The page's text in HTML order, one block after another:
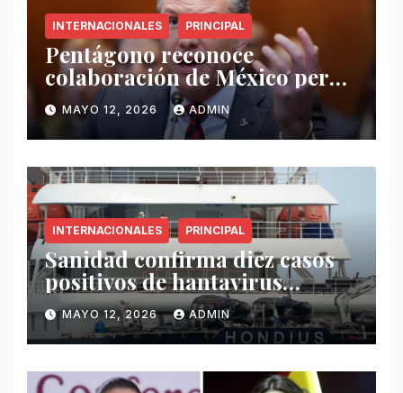
INTERNACIONALES PRINCIPAL
Pentágono reconoce
colaboración de México pero
exige mayor operatividad
antidrogas
MAYO 12, 2026 ADMIN
INTERNACIONALES PRINCIPAL
Sanidad confirma diez casos
positivos de hantavirus
vinculados al crucero MV
Hondius
MAYO 12, 2026 ADMIN